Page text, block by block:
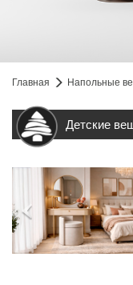
Главная Напольные
Детские